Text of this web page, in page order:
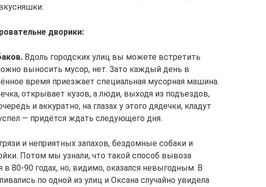
дворики:
Вдоль городских улиц вы можете встретить
выносить мусор, нет. Зато каждый день в
время приезжает специальная мусорная машина.
открывает кузов, а люди, выходя из подъездов,
и аккуратно, на глазах у этого дядечки, кладут
— придётся ждать следующего дня.
и неприятных запахов, бездомные собаки и
Потом мы узнали, что такой способ вывоза
80-90 годах, но, видимо, оказался невыгодным. В
по одной из улиц и Оксана случайно увидела